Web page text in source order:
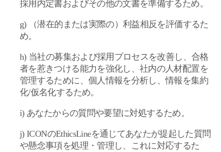
採用内定書およびその他の文書を準備するため。
g)
（潜在的または実際の）利益相反を評価するた
め。
h) 当社の募集および採用プロセスを改善し、合格
者を惹きつける能力を強化し、社内の人材配置を
管理するために、個人情報を分析し、情報を集約
化/仮名化するため。
i) あなたからの質問や要望に対処するため。
j) ICONのEthicsLineを通じてあなたが提起した質問
や懸念事項を処理・管理し、これに対応するた